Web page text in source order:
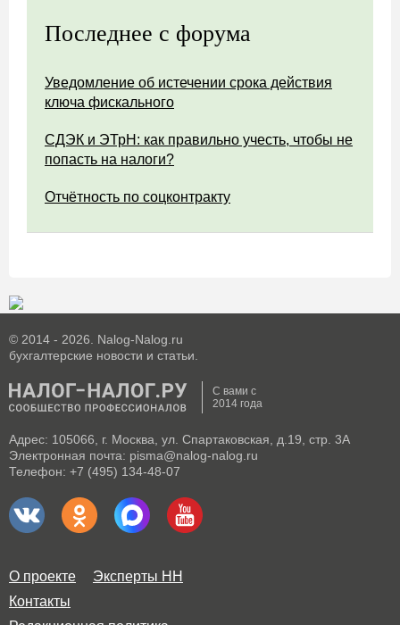
Последнее с форума
Уведомление об истечении срока действия
ключа фискального
СДЭК и ЭТрН: как правильно учесть, чтобы не
попасть на налоги?
Отчётность по соцконтракту
© 2014 - 2026. Nalog-Nalog.ru
бухгалтерские новости и статьи.
С вами с
2014 года
Адрес: 105066, г. Москва, ул. Спартаковская, д.19, стр. 3А
Электронная почта: pisma@nalog-nalog.ru
Телефон: +7 (495) 134-48-07
О проекте
Эксперты НН
Контакты